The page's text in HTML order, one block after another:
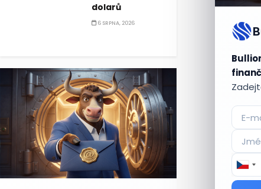
dolarů
6 SRPNA, 2026